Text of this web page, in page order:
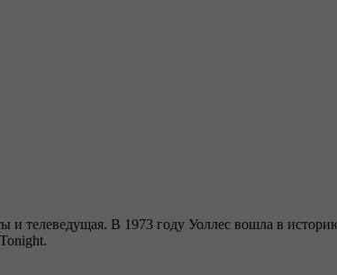
и телеведущая. В 1973 году Уоллес вошла в